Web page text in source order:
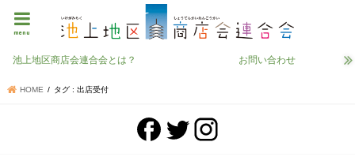
menu
池上地区商店会連合会とは？ お問い合わせ
HOME タグ : 出店受付